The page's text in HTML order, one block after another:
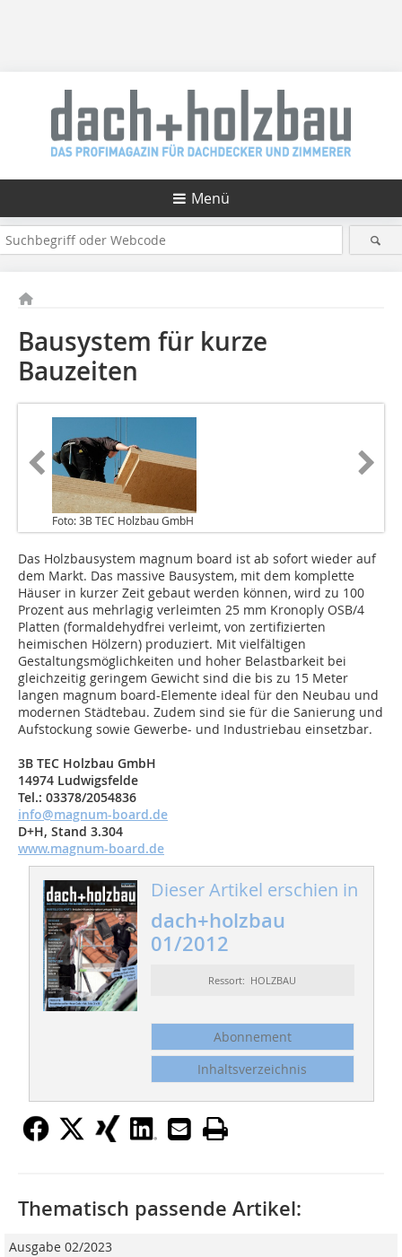
Menü
Bausystem für kurze
Bauzeiten
Foto: 3B TEC Holzbau GmbH
Das Holzbausystem magnum board ist ab sofort wieder auf
dem Markt. Das massive Bausystem, mit dem komplette
Häuser in kurzer Zeit gebaut werden können, wird zu 100
Prozent aus mehrlagig verleimten 25 mm Kronoply OSB/4
Platten (formaldehydfrei verleimt, von zertifizierten
heimischen Hölzern) produziert. Mit vielfältigen
Gestaltungsmöglichkeiten und hoher Belastbarkeit bei
gleichzeitig geringem Gewicht sind die bis zu 15 Meter
langen magnum board-Elemente ideal für den Neubau und
modernen Städtebau. Zudem sind sie für die Sanierung und
Aufstockung sowie Gewerbe- und Industriebau einsetzbar.
3B TEC Holzbau GmbH
14974 Ludwigsfelde
Tel.: 03378/2054836
info@magnum-board.de
D+H, Stand 3.304
www.magnum-board.de
Dieser Artikel erschien in
dach+holzbau
01/2012
Ressort: HOLZBAU
Abonnement
Inhaltsverzeichnis
Thematisch passende Artikel:
Ausgabe 02/2023